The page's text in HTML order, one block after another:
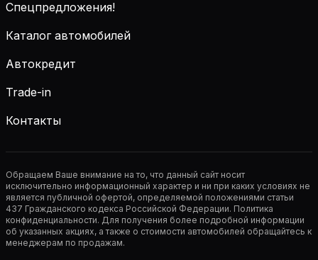
Спецпредложения!
Каталог автомобилей
Автокредит
Trade-in
Контакты
Обращаем Ваше внимание на то, что данный сайт носит
исключительно информационный характер и ни при каких условиях не
является публичной офертой, определяемой положениями статьи
437 Гражданского кодекса Российской Федерации. Политика
конфиденциальности. Для получения более подробной информации
об указанных акциях, а также о стоимости автомобилей обращайтесь к
менеджерам по продажам.